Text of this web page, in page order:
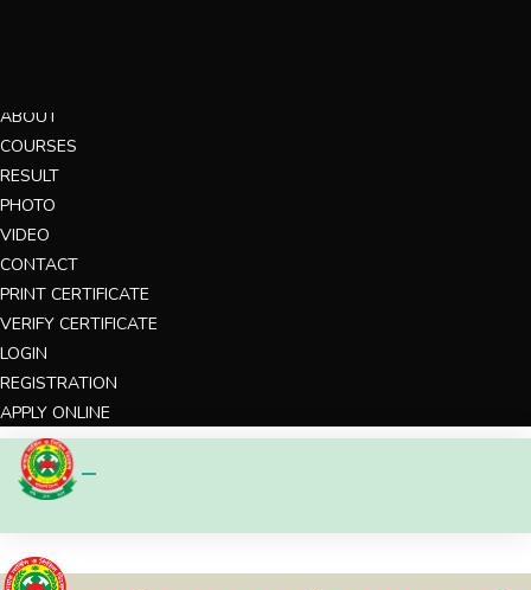
ABOUT
COURSES
RESULT
PHOTO
VIDEO
CONTACT
PRINT CERTIFICATE
VERIFY CERTIFICATE
LOGIN
REGISTRATION
APPLY ONLINE